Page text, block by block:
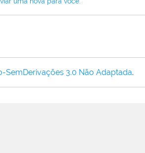
SemDerivações 3.0 Não Adaptada.